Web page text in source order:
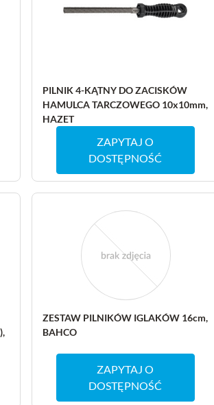
PILNIK 4-KĄTNY DO ZACISKÓW
HAMULCA TARCZOWEGO 10x10mm,
HAZET
ZAPYTAJ O
DOSTĘPNOŚĆ
ZESTAW PILNIKÓW IGLAKÓW 16cm,
BAHCO
ZAPYTAJ O
DOSTĘPNOŚĆ